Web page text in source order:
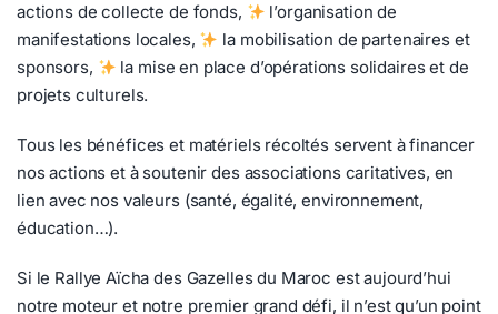
actions de collecte de fonds,
l’organisation de
manifestations locales,
la mobilisation de partenaires et
sponsors,
la mise en place d’opérations solidaires et de
projets culturels.
Tous les bénéfices et matériels récoltés servent à financer
nos actions et à soutenir des associations caritatives, en
lien avec nos valeurs (santé, égalité, environnement,
éducation…).
Si le Rallye Aïcha des Gazelles du Maroc est aujourd’hui
notre moteur et notre premier grand défi, il n’est qu’un point